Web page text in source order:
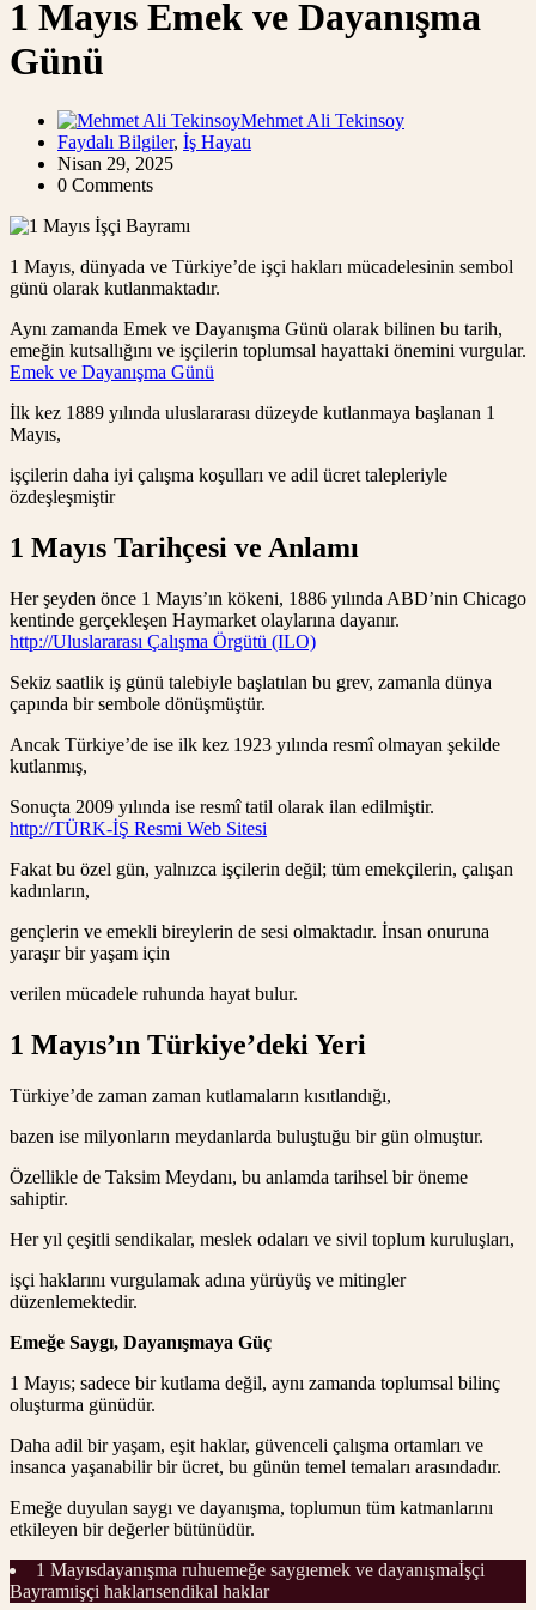
1 Mayıs Emek ve Dayanışma
Günü
Mehmet Ali Tekinsoy
Faydalı Bilgiler, İş Hayatı
Nisan 29, 2025
0 Comments
1 Mayıs, dünyada ve Türkiye’de işçi hakları mücadelesinin sembol
günü olarak kutlanmaktadır.
Aynı zamanda Emek ve Dayanışma Günü olarak bilinen bu tarih,
emeğin kutsallığını ve işçilerin toplumsal hayattaki önemini vurgular.
Emek ve Dayanışma Günü
İlk kez 1889 yılında uluslararası düzeyde kutlanmaya başlanan 1
Mayıs,
işçilerin daha iyi çalışma koşulları ve adil ücret talepleriyle
özdeşleşmiştir
1 Mayıs Tarihçesi ve Anlamı
Her şeyden önce 1 Mayıs’ın kökeni, 1886 yılında ABD’nin Chicago
kentinde gerçekleşen Haymarket olaylarına dayanır.
http://Uluslararası Çalışma Örgütü (ILO)
Sekiz saatlik iş günü talebiyle başlatılan bu grev, zamanla dünya
çapında bir sembole dönüşmüştür.
Ancak Türkiye’de ise ilk kez 1923 yılında resmî olmayan şekilde
kutlanmış,
Sonuçta 2009 yılında ise resmî tatil olarak ilan edilmiştir.
http://TÜRK-İŞ Resmi Web Sitesi
Fakat bu özel gün, yalnızca işçilerin değil; tüm emekçilerin, çalışan
kadınların,
gençlerin ve emekli bireylerin de sesi olmaktadır. İnsan onuruna
yaraşır bir yaşam için
verilen mücadele ruhunda hayat bulur.
1 Mayıs’ın Türkiye’deki Yeri
Türkiye’de zaman zaman kutlamaların kısıtlandığı,
bazen ise milyonların meydanlarda buluştuğu bir gün olmuştur.
Özellikle de Taksim Meydanı, bu anlamda tarihsel bir öneme
sahiptir.
Her yıl çeşitli sendikalar, meslek odaları ve sivil toplum kuruluşları,
işçi haklarını vurgulamak adına yürüyüş ve mitingler
düzenlemektedir.
Emeğe Saygı, Dayanışmaya Güç
1 Mayıs; sadece bir kutlama değil, aynı zamanda toplumsal bilinç
oluşturma günüdür.
Daha adil bir yaşam, eşit haklar, güvenceli çalışma ortamları ve
insanca yaşanabilir bir ücret, bu günün temel temaları arasındadır.
Emeğe duyulan saygı ve dayanışma, toplumun tüm katmanlarını
etkileyen bir değerler bütünüdür.
1 Mayısdayanışma ruhuemeğe saygıemek ve dayanışmaİşçi
Bayramıişçi haklarısendikal haklar